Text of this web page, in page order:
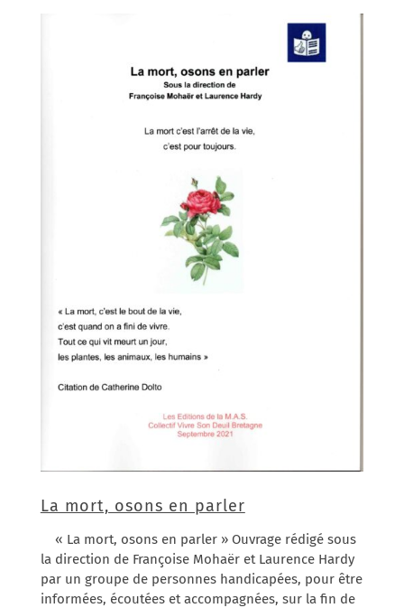
La mort, osons en parler
« La mort, osons en parler » Ouvrage rédigé sous
la direction de Françoise Mohaër et Laurence Hardy
par un groupe de personnes handicapées, pour être
informées, écoutées et accompagnées, sur la fin de